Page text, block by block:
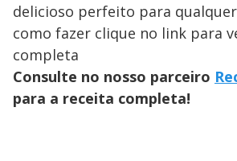
delicioso perfeito para
como fazer clique no link para
completa
Consulte no nosso parceiro
para a receita completa!